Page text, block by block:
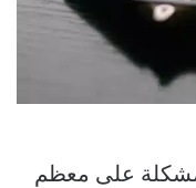
مشكلة على معظم